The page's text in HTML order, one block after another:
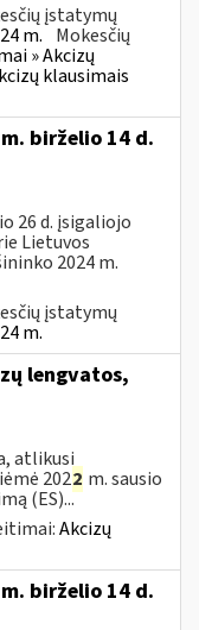
įstatymų
m. Mokesčių
» Akcizų
klausimais
birželio 14 d.
26 d. įsigaliojo
Lietuvos
2024 m.
įstatymų
m.
lengvatos,
atlikusi
2022 m. sausio
(ES)...
Akcizų
birželio 14 d.